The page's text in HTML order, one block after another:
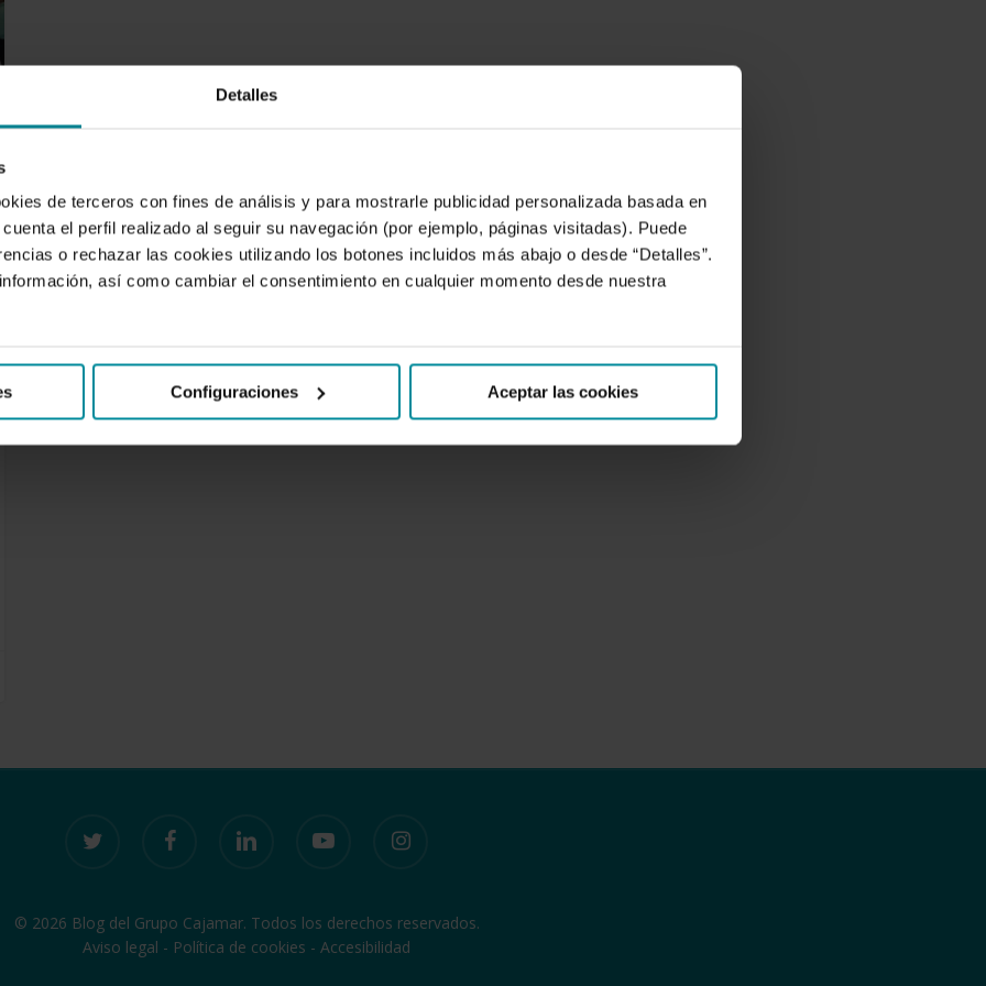
Detalles
de terceros con fines de análisis y para mostrarle publicidad personalizada basada en
el perfil realizado al seguir su navegación (por ejemplo, páginas visitadas). Puede
o rechazar las cookies utilizando los botones incluidos más abajo o desde “Detalles”.
así como cambiar el consentimiento en cualquier momento desde nuestra
Configuraciones Aceptar las cookies
© 2026 Blog del Grupo Cajamar. Todos los derechos reservados.
Aviso legal - Política de cookies - Accesibilidad